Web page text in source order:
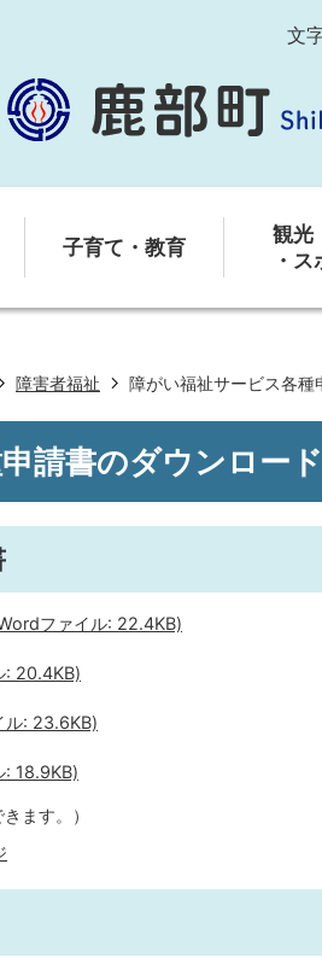
文
子育て・教育
観光
・
障害者福祉 障がい福祉サービス各種
請書のダウンロード
ファイル: 22.4KB)
: 20.4KB)
ル: 23.6KB)
: 18.9KB)
ます。）